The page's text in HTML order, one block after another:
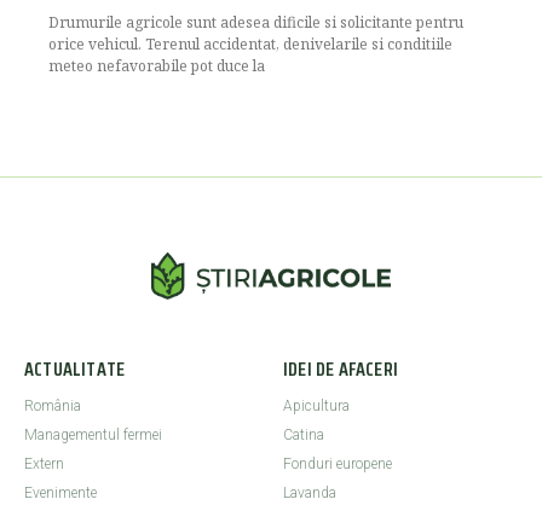
Drumurile agricole sunt adesea dificile si solicitante pentru
orice vehicul. Terenul accidentat, denivelarile si conditiile
meteo nefavorabile pot duce la
ACTUALITATE
România
Managementul fermei
Extern
Evenimente
IDEI DE AFACERI
Apicultura
Catina
Fonduri europene
Lavanda